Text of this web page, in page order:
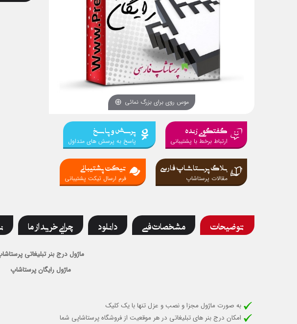
موس روی برای بزرگ نمائی
گفتگوی زنده
ارتباط برخط با پشتیبانی
پرسش و پاسخ
پاسخ به پرسش های متداول
بلاگ پرستاشاپ فارسی
مقالات پرستاشاپ
تیکت پشتیبانی
فرم ارسال تیکت پشتیبانی
توضیحات مشخصات فنی دانلود چرایی خرید از ما
ماژول درج بنر تبلیغاتی
ماژول رایگان پرستاشاپ
به صورت ماژول مجزا و نصب و عزل تنها با یک کلیک
امکان درج بنر های تبلیغاتی در هر موقعیت از فروشگاه پرستاشاپی شما